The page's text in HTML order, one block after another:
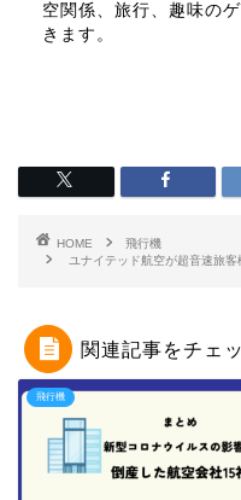
空関係、旅行、趣味の
きます。
HOME
飛行機
ユナイテッド航空が超音速旅
関連記事をチェ
飛行機